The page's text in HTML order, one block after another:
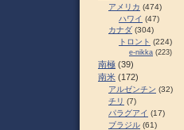
アメリカ (474)
ハワイ (47)
カナダ (304)
トロント (224)
e-nikka (223)
南極 (39)
南米 (172)
アルゼンチン (32)
チリ (7)
パラグアイ (17)
ブラジル (61)